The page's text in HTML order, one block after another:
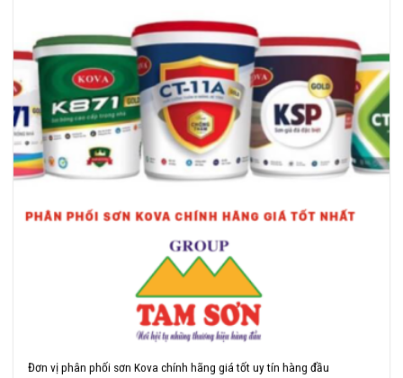
Đơn vị phân phối sơn Kova chính hãng giá tốt uy tín hàng đầu